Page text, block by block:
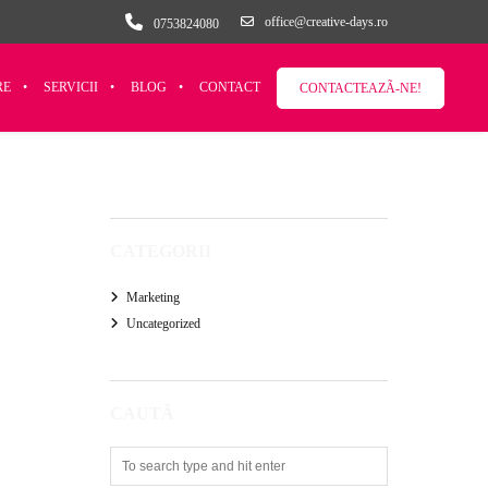
office@creative-days.ro
0753824080
SERVICII BLOG CONTACT CONTACTEAZÃ-NE!
Marketing
Uncategorized